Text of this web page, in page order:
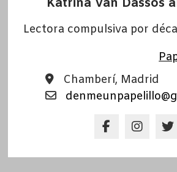
Katrina Van Dassos
Lectora compulsiva por
Chamberí, Madrid